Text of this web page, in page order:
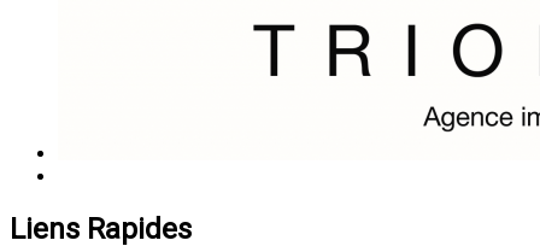
Liens Rapides